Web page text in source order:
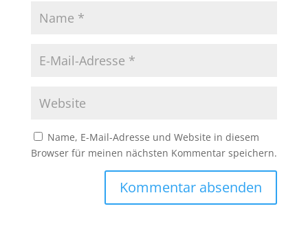
Name, E-Mail-Adresse und Website in diesem
Browser für meinen nächsten Kommentar speichern.